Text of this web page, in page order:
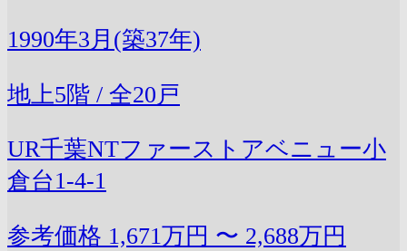
1990年3月(築37年)
地上5階 / 全20戸
UR千葉NTファーストアベニュー小
倉台1-4-1
参考価格 1,671万円 〜 2,688万円